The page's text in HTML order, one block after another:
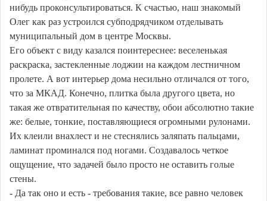
нибудь проконсультироваться. К счастью, наш знакомый
Олег как раз устроился субподрядчиком отделывать
муниципальный дом в центре Москвы.
Его объект с виду казался поинтереснее: веселенькая
раскраска, застекленные лоджии на каждом лестничном
пролете. А вот интерьер дома несильно отличался от того,
что за МКАД. Конечно, плитка была другого цвета, но
такая же отвратительная по качеству, обои абсолютно такие
же: белые, тонкие, поставляющиеся огромными рулонами.
Их клеили внахлест и не стеснялись заляпать пальцами,
ламинат проминался под ногами. Создавалось четкое
ощущение, что задачей было просто не оставить голые
стены.
- Да так оно и есть - требования такие, все равно человек